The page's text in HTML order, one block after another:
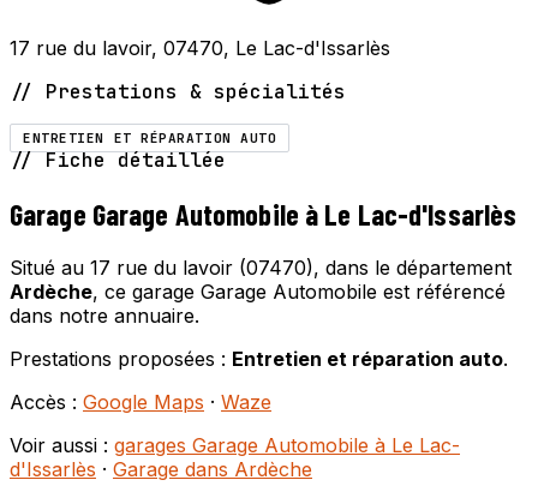
17 rue du lavoir, 07470, Le Lac-d'Issarlès
// Prestations & spécialités
ENTRETIEN ET RÉPARATION AUTO
// Fiche détaillée
Garage Garage Automobile à Le Lac-d'Issarlès
Situé au 17 rue du lavoir (07470), dans le département
Ardèche, ce garage Garage Automobile est référencé
dans notre annuaire.
Prestations proposées : Entretien et réparation auto.
Accès : Google Maps · Waze
Voir aussi : garages Garage Automobile à Le Lac-
d'Issarlès · Garage dans Ardèche